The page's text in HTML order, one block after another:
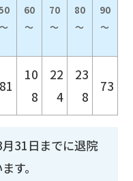
～
60
～
70
～
80
～
90
～
81
10
8
22
4
23
8
73
31日までに退院
す。